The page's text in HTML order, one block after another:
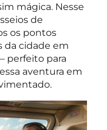
mágica. Nesse
de
os pontos
da cidade em
perfeito para
aventura em